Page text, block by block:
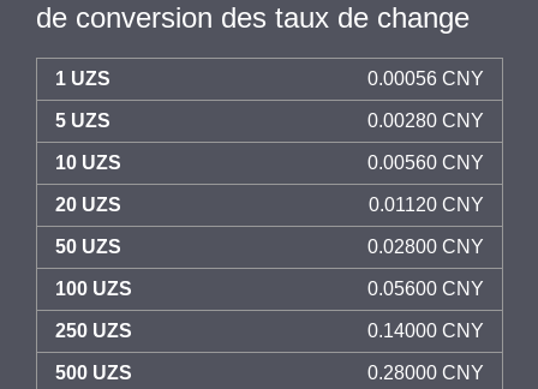
de conversion des taux de change
1 UZS 0.00056 CNY
5 UZS 0.00280 CNY
10 UZS 0.00560 CNY
20 UZS 0.01120 CNY
50 UZS 0.02800 CNY
100 UZS 0.05600 CNY
250 UZS 0.14000 CNY
500 UZS 0.28000 CNY